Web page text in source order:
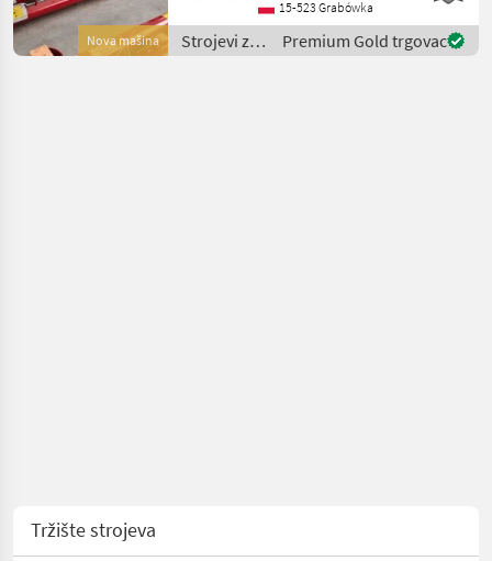
Nova mašina
Überladeschnecke T206/3
von POM AUGUSTÓW ist
eine praktische und
15-523 Grabówka
Strojevi za
transport /
Premium Gold trgovac
Tržište strojeva